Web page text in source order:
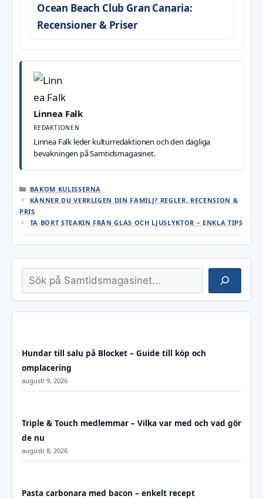
Ocean Beach Club Gran Canaria:
Recensioner & Priser
Linnea Falk
REDAKTIONEN
Linnea Falk leder kulturredaktionen och den dagliga
bevakningen på Samtidsmagasinet.
KATEGORIER
BAKOM KULISSERNA
KÄNNER DU VERKLIGEN DIN FAMILJ? REGLER, RECENSION &
PRIS
TA BORT STEARIN FRÅN GLAS OCH LJUSLYKTOR – ENKLA TIPS
Sök
Hundar till salu på Blocket – Guide till köp och
omplacering
augusti 9, 2026
Triple & Touch medlemmar – Vilka var med och vad gör
de nu
augusti 8, 2026
Pasta carbonara med bacon – enkelt recept